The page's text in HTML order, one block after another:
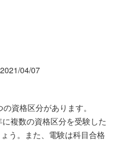
2021/04/07
資格区分があります。
に複数の資格区分を受験した
う。また、電験は科目合格